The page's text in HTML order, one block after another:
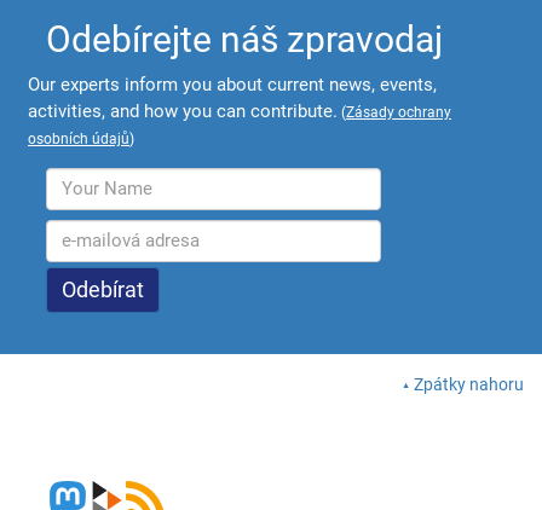
Odebírejte náš zpravodaj
Our experts inform you about current news, events,
activities, and how you can contribute. (Zásady ochrany
osobních údajů)
Zpátky nahoru